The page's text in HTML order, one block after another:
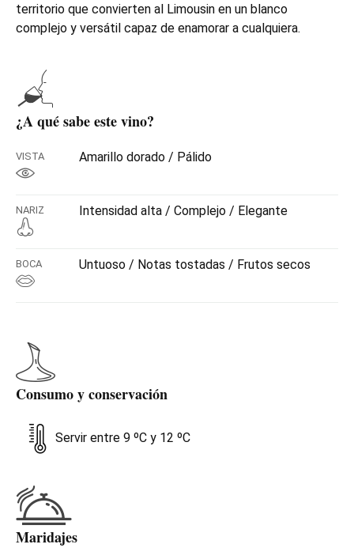
territorio que convierten al Limousin en un blanco
complejo y versátil capaz de enamorar a cualquiera.
¿A qué sabe este vino?
VISTA Amarillo dorado / Pálido
NARIZ Intensidad alta / Complejo / Elegante
BOCA Untuoso / Notas tostadas / Frutos secos
Consumo y conservación
Servir entre 9 ºC y 12 ºC
Maridajes